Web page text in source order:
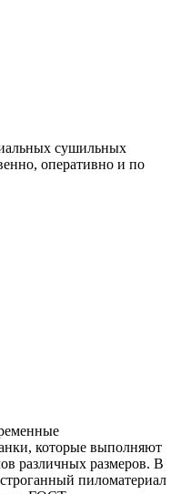
сушильных
оперативно и по
которые выполняют
различных размеров. В
пиломатериал